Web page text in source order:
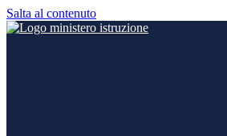
Salta al contenuto